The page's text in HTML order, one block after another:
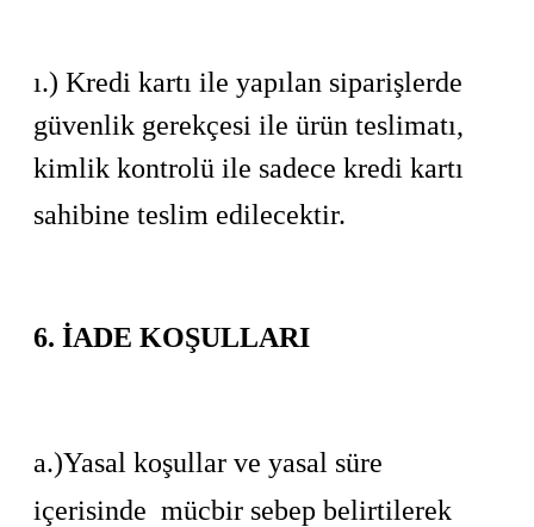
ı.) Kredi kartı ile yapılan siparişlerde
güvenlik gerekçesi ile ürün teslimatı,
kimlik kontrolü ile sadece kredi kartı
sahibine teslim edilecektir.
6. İADE KOŞULLARI
a.)Yasal koşullar ve yasal süre
içerisinde mücbir sebep belirtilerek